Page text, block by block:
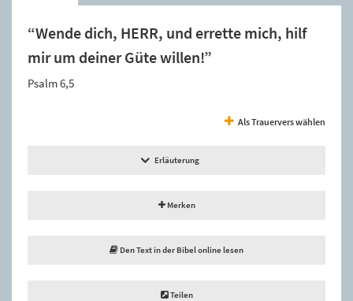
“Wende dich, HERR, und errette mich, hilf
mir um deiner Güte willen!”
Psalm 6,5
Als Trauervers wählen
Erläuterung
Merken
Den Text in der Bibel online lesen
Teilen